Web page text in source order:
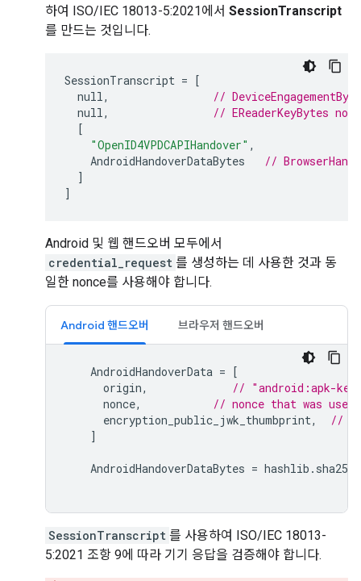
하여 ISO/IEC 18013-5:2021에서 SessionTranscript
를 만드는 것입니다.
SessionTranscript = [
null,
//
null,
// EReaderKeyBytes
[
"OpenID4VPDCAPIHandover" ,
AndroidHandoverDataBytes
//
]
]
Android 및 웹 핸드오버 모두에서
credential_request 를 생성하는 데 사용한 것과 동
일한 nonce를 사용해야 합니다.
Android 핸드오버 브라우저 핸드오버
AndroidHandoverData = [
origin,
// "android:apk-key-
nonce,
// nonce that was
encryption_public_jwk_thumbprint,
//
]
AndroidHandoverDataBytes = hashlib . sha256
SessionTranscript 를 사용하여 ISO/IEC 18013-
5:2021 조항 9에 따라 기기 응답을 검증해야 합니다.